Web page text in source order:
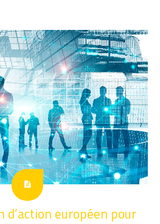
d’action européen pour